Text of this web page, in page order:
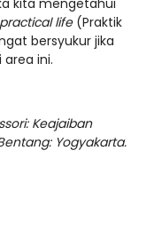
kita mengetahui
practical life(Praktik
bersyukur jika
ini.
Keajaiban
Yogyakarta.